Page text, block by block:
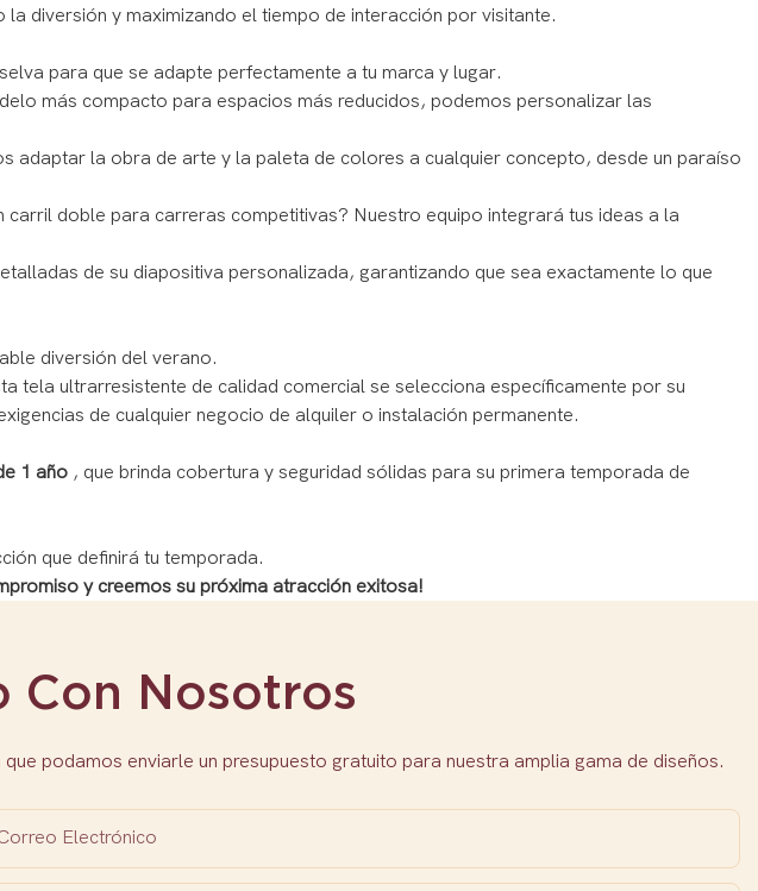
diversión y maximizando el tiempo de interacción por visitante.
para que se adapte perfectamente a tu marca y lugar.
más compacto para espacios más reducidos, podemos personalizar las
adaptar la obra de arte y la paleta de colores a cualquier concepto, desde un paraíso
carril doble para carreras competitivas? Nuestro equipo integrará tus ideas a la
de su diapositiva personalizada, garantizando que sea exactamente lo que
diversión del verano.
tela ultrarresistente de calidad comercial se selecciona específicamente por su
de cualquier negocio de alquiler o instalación permanente.
1 año , que brinda cobertura y seguridad sólidas para su primera temporada de
que definirá tu temporada.
y creemos su próxima atracción exitosa!
Con Nosotros
podamos enviarle un presupuesto gratuito para nuestra amplia gama de diseños.
Electrónico